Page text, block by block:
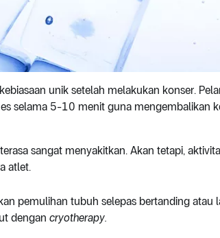
unik setelah melakukan konser.
selama 5-10 menit guna mengembalikan
sangat menyakitkan. Akan tetapi,
atlet.
pemulihan tubuh selepas bertanding atau
dengan cryotherapy.